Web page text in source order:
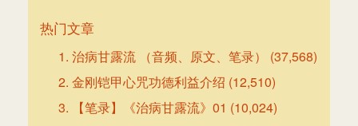
热门文章
治病甘露流 （音频、原文、笔录）
(37,568)
金刚铠甲心咒功德利益介绍 (12,510)
【笔录】《治病甘露流》01 (10,024)